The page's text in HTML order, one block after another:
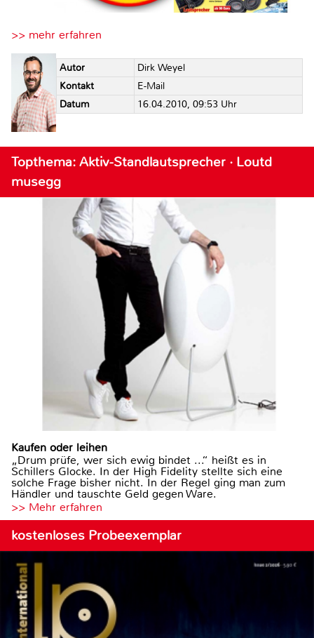
>> mehr erfahren
Autor
Dirk Weyel
Kontakt
E-Mail
Datum
16.04.2010, 09:53 Uhr
Topthema: Aktiv-Standlautsprecher · Loutd
musegg
Kaufen oder leihen
„Drum prüfe, wer sich ewig bindet ...“ heißt es in
Schillers Glocke. In der High Fidelity stellte sich eine
solche Frage bisher nicht. In der Regel ging man zum
Händler und tauschte Geld gegen Ware.
>> Mehr erfahren
kostenloses Probeexemplar